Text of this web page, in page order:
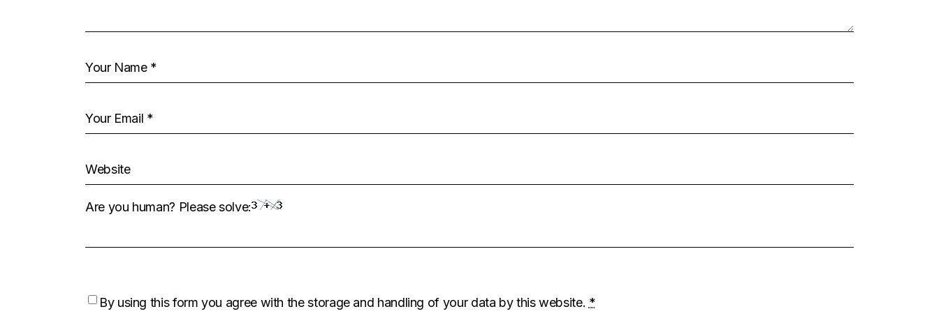
Are you human? Please solve:
By using this form you agree with the storage and handling of your data by this website. *